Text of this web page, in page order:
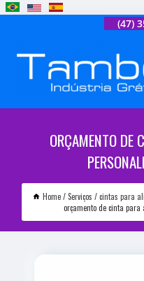
(47)
ORÇAMENTO DE
Home Serviços cintas para
orçamento de cinta